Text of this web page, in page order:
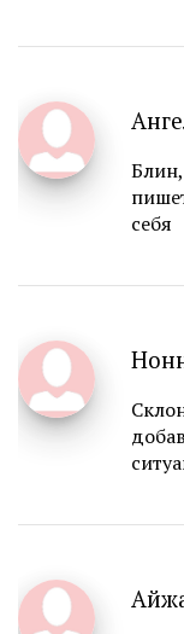
Блин,
себя